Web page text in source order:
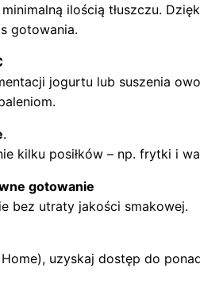
ilością tłuszczu.
gotowania.
jogurtu lub suszenia
.
kilku posiłków – np. frytki i
gotowanie
bez utraty jakości smakowej.
uzyskaj dostęp do